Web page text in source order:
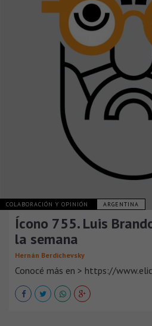
COLABORACIÓN Y OPINIÓN ARGENTINA
Ícono 755. Luis
la semana
Hernán Berdichevsky
Conocé más en > https://